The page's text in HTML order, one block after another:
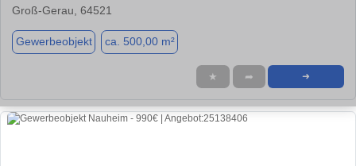
Groß-Gerau, 64521
Gewerbeobjekt ca. 500,00 m²
★ ➦ ➜